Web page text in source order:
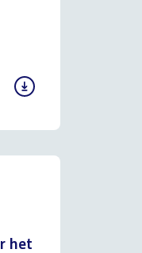
het